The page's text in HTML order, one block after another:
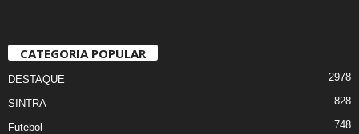
CATEGORIA POPULAR
DESTAQUE 2978
SINTRA 828
Futebol 748